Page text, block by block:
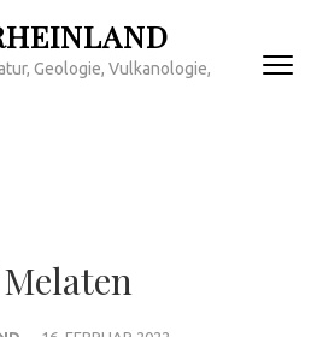
Geologie, Vulkanologie,